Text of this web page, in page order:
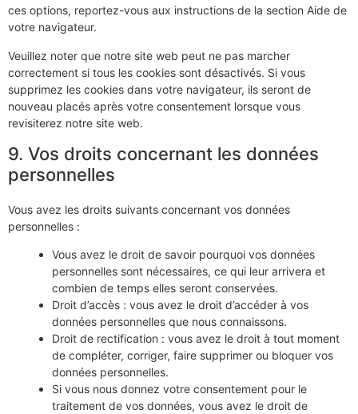
ces options, reportez-vous aux instructions de la section Aide de
votre navigateur.
Veuillez noter que notre site web peut ne pas marcher
correctement si tous les cookies sont désactivés. Si vous
supprimez les cookies dans votre navigateur, ils seront de
nouveau placés après votre consentement lorsque vous
revisiterez notre site web.
9. Vos droits concernant les données
personnelles
Vous avez les droits suivants concernant vos données
personnelles :
Vous avez le droit de savoir pourquoi vos données
personnelles sont nécessaires, ce qui leur arrivera et
combien de temps elles seront conservées.
Droit d’accès : vous avez le droit d’accéder à vos
données personnelles que nous connaissons.
Droit de rectification : vous avez le droit à tout moment
de compléter, corriger, faire supprimer ou bloquer vos
données personnelles.
Si vous nous donnez votre consentement pour le
traitement de vos données, vous avez le droit de